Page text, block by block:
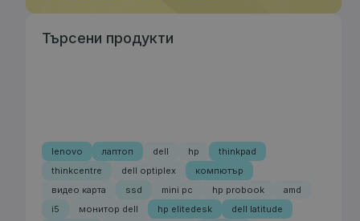
Търсени продукти
lenovo лаптоп dell hp
thinkpad
thinkcentre
dell optiplex
компютър
видео карта
ssd mini pc hp probook
amd
i5
монитор dell hp elitedesk
dell latitude